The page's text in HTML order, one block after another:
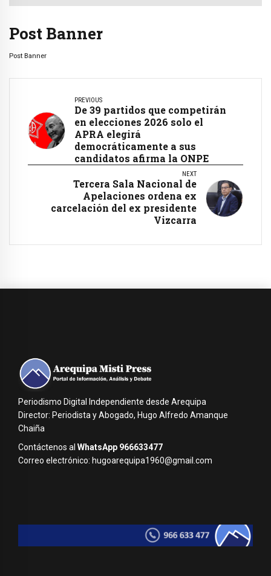
Post Banner
Post Banner
PREVIOUS
De 39 partidos que competirán
en elecciones 2026 solo el
APRA elegirá
democráticamente a sus
candidatos afirma la ONPE
NEXT
Tercera Sala Nacional de
Apelaciones ordena ex
carcelación del ex presidente
Vizcarra
Periodismo Digital Independiente desde Arequipa
Director: Periodista y Abogado, Hugo Alfredo Amanque
Chaiña
Contáctenos al WhatsApp 966633477
Correo electrónico: hugoarequipa1960@gmail.com